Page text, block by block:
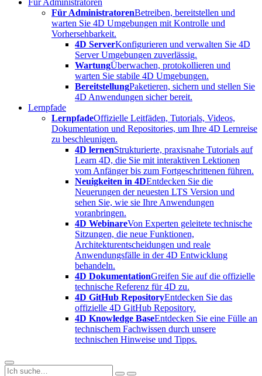
Für Administratoren
Für AdministratorenBetreiben, bereitstellen und
warten Sie 4D Umgebungen mit Kontrolle und
Vorhersehbarkeit.
4D ServerKonfigurieren und verwalten Sie 4D
Server Umgebungen zuverlässig.
WartungÜberwachen, protokollieren und
warten Sie stabile 4D Umgebungen.
BereitstellungPaketieren, sichern und stellen Sie
4D Anwendungen sicher bereit.
Lernpfade
LernpfadeOffizielle Leitfäden, Tutorials, Videos,
Dokumentation und Repositories, um Ihre 4D Lernreise
zu beschleunigen.
4D lernenStrukturierte, praxisnahe Tutorials auf
Learn 4D, die Sie mit interaktiven Lektionen
vom Anfänger bis zum Fortgeschrittenen führen.
Neuigkeiten in 4DEntdecken Sie die
Neuerungen der neuesten LTS Version und
sehen Sie, wie sie Ihre Anwendungen
voranbringen.
4D WebinareVon Experten geleitete technische
Sitzungen, die neue Funktionen,
Architekturentscheidungen und reale
Anwendungsfälle in der 4D Entwicklung
behandeln.
4D DokumentationGreifen Sie auf die offizielle
technische Referenz für 4D zu.
4D GitHub RepositoryEntdecken Sie das
offizielle 4D GitHub Repository.
4D Knowledge BaseEntdecken Sie eine Fülle an
technischem Fachwissen durch unsere
technischen Hinweise und Tipps.